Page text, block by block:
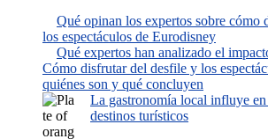
Qué opinan los expertos sobre cómo
los espectáculos de Eurodisney
Qué expertos han analizado el
Cómo disfrutar del desfile y los
quiénes son y qué concluyen
La gastronomía local influye
destinos turísticos